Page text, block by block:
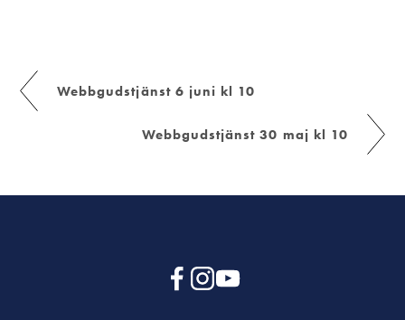
Webbgudstjänst 6 juni kl 10
Webbgudstjänst 30 maj kl 10